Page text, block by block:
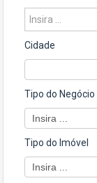
Cidade
Tipo do Negócio
Tipo do Imóvel